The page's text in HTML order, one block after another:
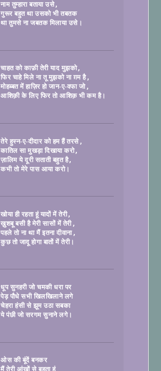
नाम तुम्हारा बताया उसे
गुरूर बहुत था उसको भी तबतक
था तुमसे ना जबतक मिलाया उसे।
चाहत को काफ़ी तेरी याद मुझको
फिर चाहे मिले ना तू मुझको ना ग़म है
मोहब्बत में हाज़िर हो जान-ए-वफा जो
आशिक़ी के लिए फिर तो आशिक़ भी कम है।
तेरे हुस्न-ए-दीदार को हम हैं तरसे
कातिल सा मुखड़ा दिखाया करो
ज़ालिम ये दूरी सताती बहुत है
कभी तो मेरे पास आया करो।
खोया ही रहता हूं यादों में तेरी
ख़ुशबू बसी है मेरी सासों में तेरी
पहले तो ना था मैं इतना दीवाना
कुछ तो जादू होगा बातों में तेरी।
धूप सुनहरी जो चमकी धरा पर
पेड़ पौधे सभी खिलखिलाने लगे
चेहरा हंसी से झूम उठा सबका
ये पंछी जो सरगम सुनाने लगे।
ओस की बूंदें बनकर
मैं तेरी आंखों से बहता हूं